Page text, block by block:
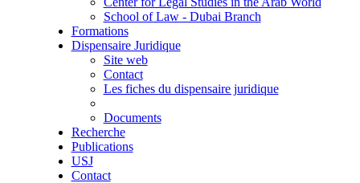
School of Law - Dubai Branch
Formations
Dispensaire Juridique
Site web
Contact
Les fiches du dispensaire juridique
Documents
Recherche
Publications
USJ
Contact